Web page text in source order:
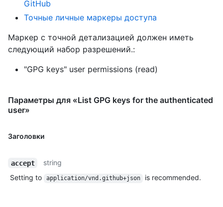
GitHub
Точные личные маркеры доступа
Маркер с точной детализацией должен иметь
следующий набор разрешений.:
"GPG keys" user permissions (read)
Параметры для «List GPG keys for the authenticated
user»
Заголовки
accept
string
Setting to
application/vnd.github+json is recommended.